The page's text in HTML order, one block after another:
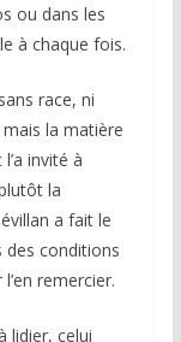
ou dans les
à chaque fois.
race, ni
la matière
invité à
la
a fait le
des conditions
remercier.
lidier, celui